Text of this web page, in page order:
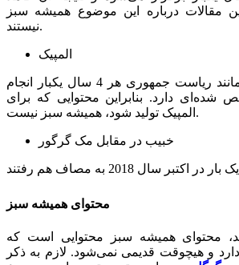
مقالات درباره این موضوع همیشه سبز
نیستند.
المپیک
مسابقات المپیک هم مانند ریاست جمهوری هر 4 سال یکبار انجام
دارد. بنابراین محتوایی که برای
المپیک تولید شود، همیشه سبز نیست.
خبیب در مقابل مک گرگور
محتوای همیشه سبز
محتوای همیشه سبز محتوایی است که
و هیچوقت قدیمی نمی‌شود. لازم به ذکر